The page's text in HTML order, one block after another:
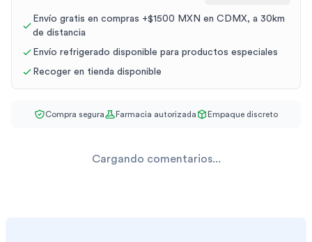
Envío gratis en compras +$1500 MXN en CDMX, a 30km
de distancia
Envío refrigerado disponible para productos especiales
Recoger en tienda disponible
Compra segura Farmacia autorizada Empaque discreto
Cargando comentarios...